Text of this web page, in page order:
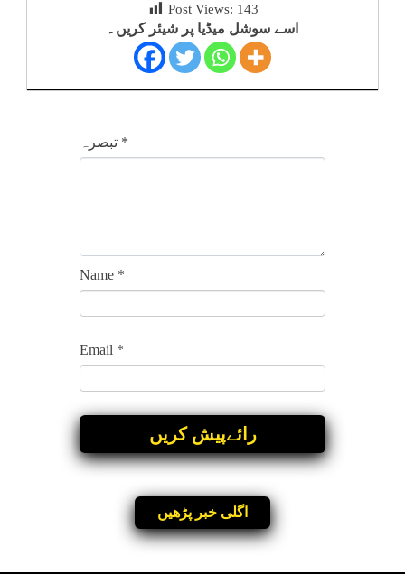
Post Views: 143
اسے سوشل میڈیا پر شیئر کریں۔
تبصرہ *
Name *
Email *
اگلی خبر پڑھیں